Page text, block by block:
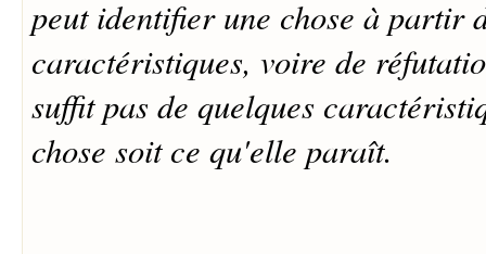
peut identifier une chose à partir
caractéristiques, voire de
suffit pas de quelques
chose soit ce qu'elle paraît.